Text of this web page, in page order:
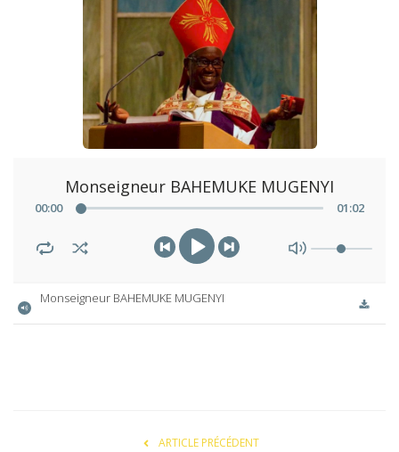
Monseigneur BAHEMUKE MUGENYI
00:00 01:02
Monseigneur BAHEMUKE MUGENYI
ARTICLE PRÉCÉDENT